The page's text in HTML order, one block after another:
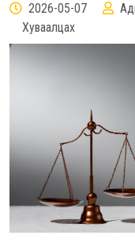
2026-05-07
Хуваалцах